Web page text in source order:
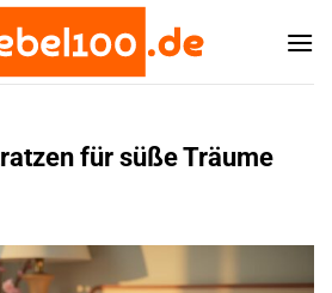
für süße Träume